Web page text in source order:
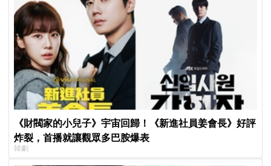
《財閥家的小兒子》宇宙回歸！《新進社員姜會長》好評
炸裂，首播就讓觀眾多巴胺爆表
韓劇